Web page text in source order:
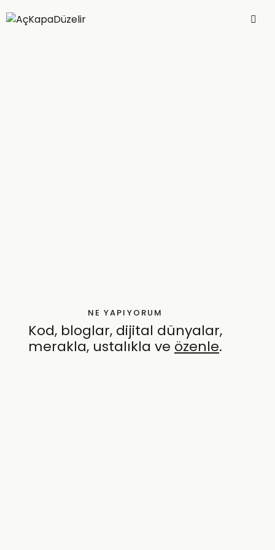
NE YAPIYORUM
Kod, bloglar, dijital dünyalar,
merakla, ustalıkla ve özenle.